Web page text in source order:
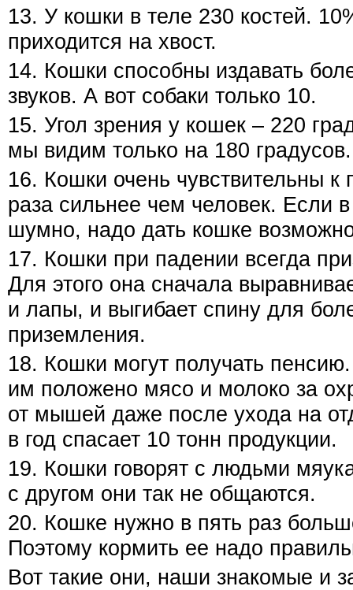
13. У кошки в теле 230 костей.
приходится на хвост.
14. Кошки способны издавать
звуков. А вот собаки только 10.
15. Угол зрения у кошек – 220
мы видим только на 180 градусов.
16. Кошки очень чувствительны к
раза сильнее чем человек. Если
шумно, надо дать кошке
17. Кошки при падении всегда
Для этого она сначала
и лапы, и выгибает спину для
приземления.
18. Кошки могут получать
им положено мясо и молоко за
от мышей даже после ухода на
в год спасает 10 тонн продукции.
19. Кошки говорят с людьми
с другом они так не общаются.
20. Кошке нужно в пять раз
Поэтому кормить ее надо
Вот такие они, наши знакомые и